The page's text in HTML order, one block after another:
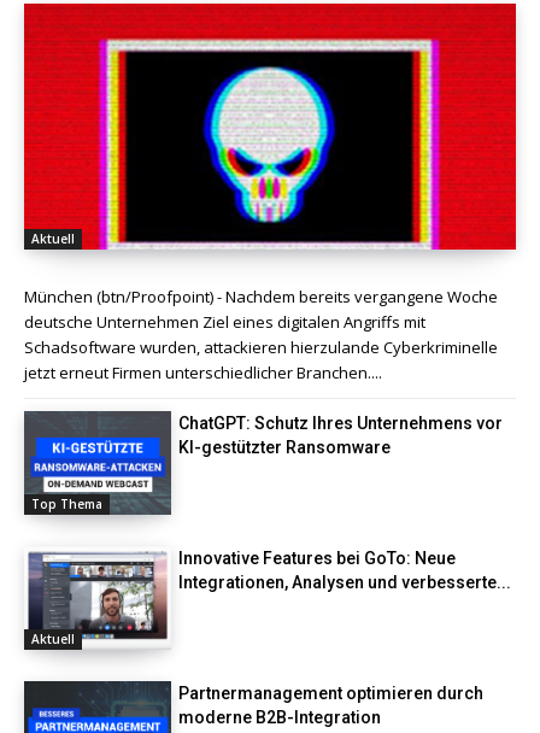
Aktuell
München (btn/Proofpoint) - Nachdem bereits vergangene Woche
deutsche Unternehmen Ziel eines digitalen Angriffs mit
Schadsoftware wurden, attackieren hierzulande Cyberkriminelle
jetzt erneut Firmen unterschiedlicher Branchen....
Top Thema
ChatGPT: Schutz Ihres Unternehmens vor
KI-gestützter Ransomware
Aktuell
Innovative Features bei GoTo: Neue
Integrationen, Analysen und verbesserte...
Partnermanagement optimieren durch
moderne B2B-Integration